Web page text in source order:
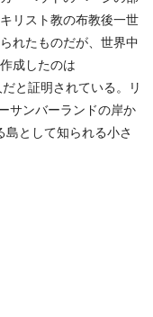
リスト教の布教後一世
れたものだが、世界中
成したのは
と証明されている。リ
サンバーランドの岸か
として知られる小さ